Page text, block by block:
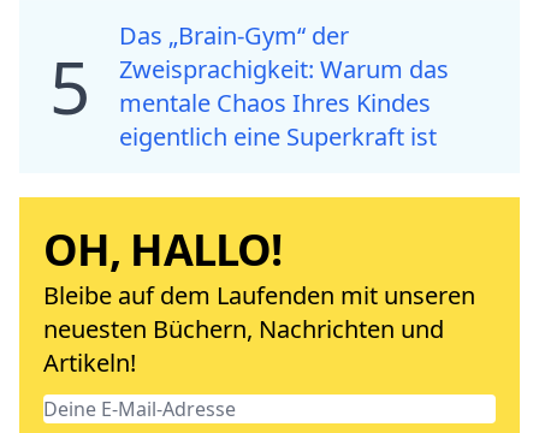
5
Das „Brain-Gym“ der
Zweisprachigkeit: Warum das
mentale Chaos Ihres Kindes
eigentlich eine Superkraft ist
OH, HALLO!
Bleibe auf dem Laufenden mit unseren
neuesten Büchern, Nachrichten und
Artikeln!